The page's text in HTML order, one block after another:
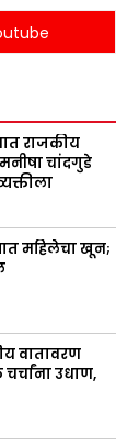
राजकीय
चांदगुडे
महिलेचा खून;
वातावरण
चर्चांना उधाण,